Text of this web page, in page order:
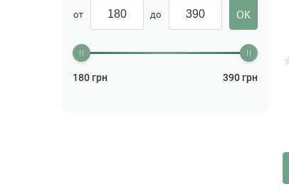
от до
180 грн 390 грн